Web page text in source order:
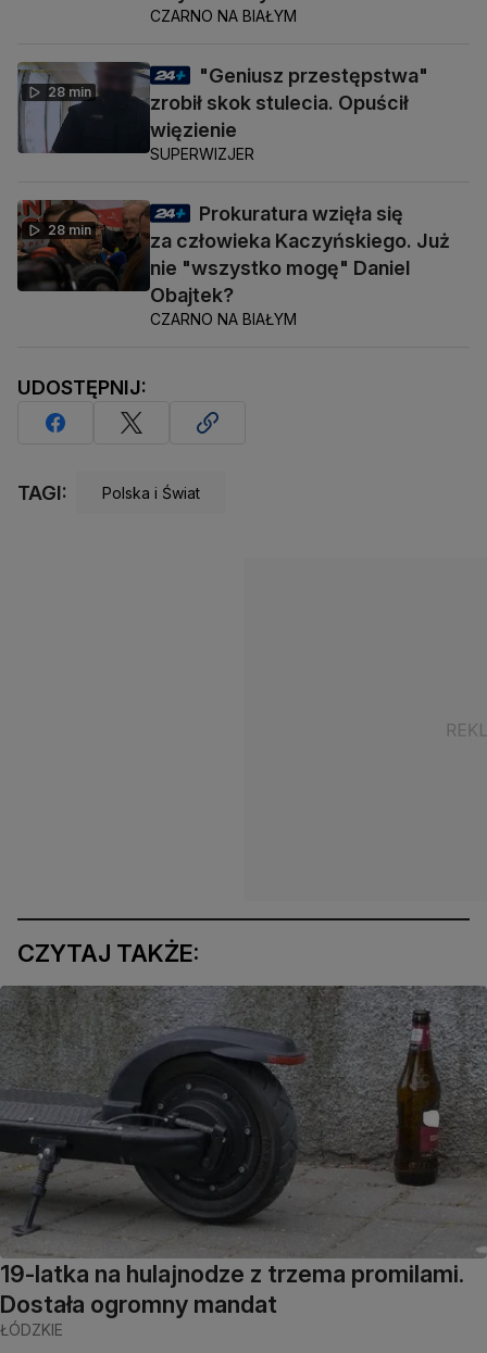
CZARNO NA BIAŁYM
28 min
"Geniusz przestępstwa"
zrobił skok stulecia. Opuścił
więzienie
SUPERWIZJER
28 min
Prokuratura wzięła się
za człowieka Kaczyńskiego. Już
nie "wszystko mogę" Daniel
Obajtek?
CZARNO NA BIAŁYM
UDOSTĘPNIJ:
TAGI: Polska i Świat
CZYTAJ TAKŻE:
19-latka na hulajnodze z trzema promilami.
Dostała ogromny mandat
ŁÓDZKIE